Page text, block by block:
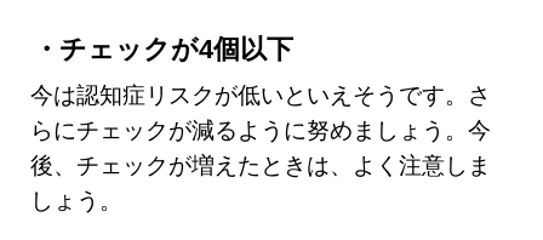
チェックが4個以下
今は認知症リスクが低いといえそうです。さ
らにチェックが減るように努めましょう。今
後、チェックが増えたときは、よく注意しま
しょう。